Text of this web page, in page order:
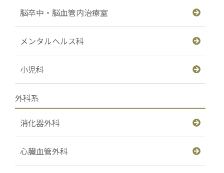
脳卒中・脳血管内治療室
メンタルヘルス科
小児科
外科系
消化器外科
心臓血管外科